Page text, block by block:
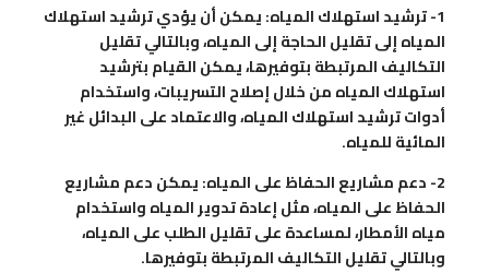
1- ترشيد استهلاك المياه: يمكن أن يؤدي ترشيد استهلاك
المياه إلى تقليل الحاجة إلى المياه، وبالتالي تقليل
التكاليف المرتبطة بتوفيرها، يمكن القيام بترشيد
استهلاك المياه من خلال إصلاح التسريبات، واستخدام
أدوات ترشيد استهلاك المياه، والاعتماد على البدائل غير
المائية للمياه.
2- دعم مشاريع الحفاظ على المياه: يمكن دعم مشاريع
الحفاظ على المياه، مثل إعادة تدوير المياه واستخدام
مياه الأمطار، لمساعدة على تقليل الطلب على المياه،
وبالتالي تقليل التكاليف المرتبطة بتوفيرها.